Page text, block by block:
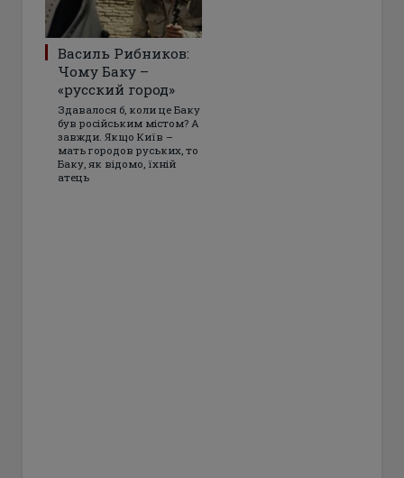
Василь Рибников:
Чому Баку –
«русский город»
Здавалося б, коли це Баку
був російським містом? А
завжди. Якщо Київ –
мать городов руських, то
Баку, як відомо, їхній
атець